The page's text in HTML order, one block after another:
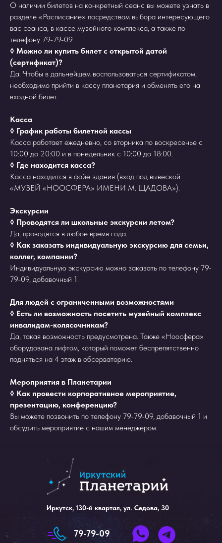
О наличии билетов на конкретный сеанс вы можете узнать в
разделе «Расписание» посредством выбора интересующего
вас сеанса, в кассе музейного комплекса, а также по
телефону 79-79-09.
◊ Можно ли купить билет с открытой датой
(сертификат)?
Да. Чтобы в дальнейшем воспользоваться сертификатом,
необходимо прийти в кассу планетария и обменять его на
входной билет.
Касса
◊ График работы билетной кассы
Касса работает ежедневно, со вторника по воскресенье с
10:00 до 20:00 и в понедельник с 10:00 до 18:00.
◊ Где находится касса?
Касса находится в фойе здания (вход под вывеской
«МУЗЕЙ «НООСФЕРА» ИМЕНИ М. ЩАДОВА»).
Экскурсии
◊ Проводятся ли школьные экскурсии летом?
Да, проводятся в любое время года.
◊ Как заказать индивидуальную экскурсию для семьи,
коллег, компании?
Индивидуальную экскурсию можно заказать по телефону 79-
79-09, добавочный 1.
Для людей с ограниченными возможностями
◊ Есть ли возможность посетить музейный комплекс
инвалидам-колясочникам?
Да, такая возможность предусмотрена. Также «Ноосфера»
оборудована лифтом, который поможет беспрепятственно
подняться на 4 этаж в обсерваторию.
Мероприятия в Планетарии
◊ Как провести корпоративное мероприятие,
презентацию, конференцию?
Вы можете позвонить по телефону 79-79-09, добавочный 1 и
обсудить мероприятие с нашим менеджером.
79-79-09
Написать нам
Иркутск, 130-й квартал, ул. Седова, 30